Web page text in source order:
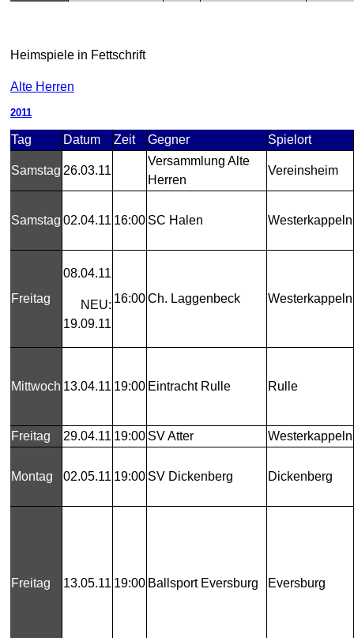
Heimspiele in Fettschrift
Alte Herren
2011
Tag Datum Zeit Gegner Spielort
Samstag 26.03.11
Versammlung Alte
Herren
Vereinsheim
Samstag 02.04.11 16:00 SC Halen Westerkappeln
Freitag
08.04.11
NEU:
19.09.11
16:00Ch. Laggenbeck Westerkappeln
Mittwoch 13.04.11 19:00 Eintracht Rulle Rulle
Freitag 29.04.11 19:00 SV Atter Westerkappeln
Montag 02.05.11 19:00 SV Dickenberg Dickenberg
Freitag 13.05.11 19:00 Ballsport Eversburg Eversburg